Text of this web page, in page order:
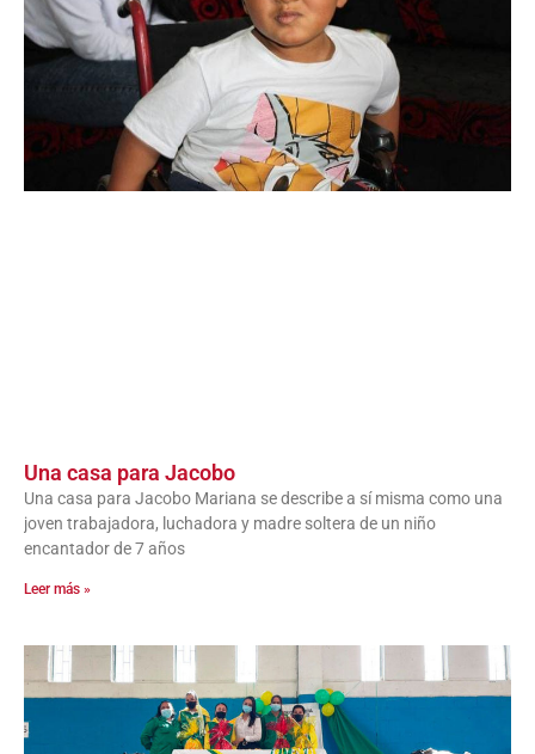
Una casa para Jacobo
Una casa para Jacobo Mariana se describe a sí misma como una
joven trabajadora, luchadora y madre soltera de un niño
encantador de 7 años
Leer más »